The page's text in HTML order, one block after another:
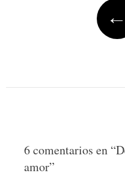
←
6 comentarios en “
amor”